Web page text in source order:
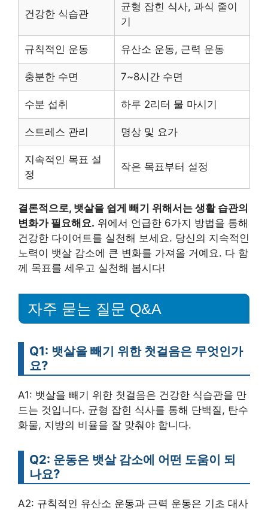
건강한 식습관
균형 잡힌 식사, 과식 줄이
기
규칙적인 운동 유산소 운동, 근력 운동
충분한 수면 7~8시간 수면
수분 섭취 하루 2리터 물 마시기
스트레스 관리 명상 및 요가
지속적인 목표 설
정
작은 목표부터 설정
결론적으로, 뱃살을 쉽게 빼기 위해서는 생활 습관의
변화가 필요해요. 위에서 언급한 6가지 방법을 통해
건강한 다이어트를 실천해 보세요. 당신의 지속적인
노력이 뱃살 감소에 큰 변화를 가져올 거예요. 다 함
께 목표를 세우고 실천해 봅시다!
자주 묻는 질문 Q&A
Q1: 뱃살을 빼기 위한 첫걸음은 무엇인가
요?
A1: 뱃살을 빼기 위한 첫걸음은 건강한 식습관을 만
드는 것입니다. 균형 잡힌 식사를 통해 단백질, 탄수
화물, 지방의 비율을 잘 맞춰야 합니다.
Q2: 운동은 뱃살 감소에 어떤 도움이 되
나요?
A2: 규칙적인 유산소 운동과 근력 운동은 기초 대사